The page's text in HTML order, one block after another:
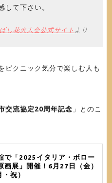
して下さい。
し花火大会公式サイト より
ピクニック気分で楽しむ人も
交流協定20周年記念 」とのこ
で「2025イタリア・ボロー
画展」開催！6月27日（金）
祝）